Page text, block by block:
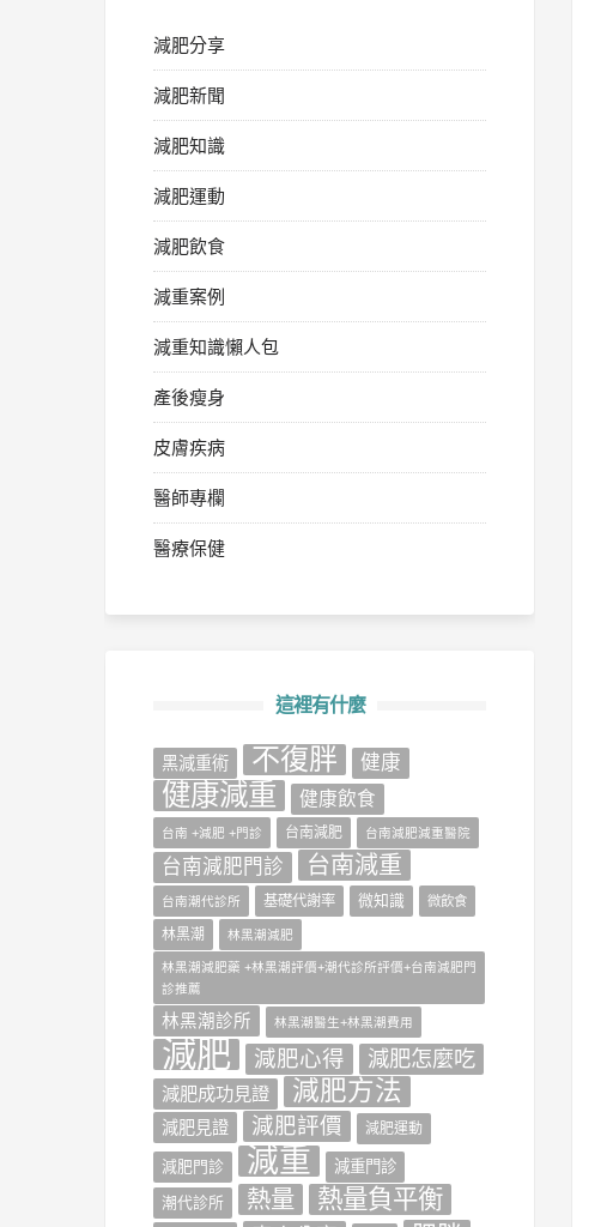
減肥分享
減肥新聞
減肥知識
減肥運動
減肥飲食
減重案例
減重知識懶人包
產後瘦身
皮膚疾病
醫師專欄
醫療保健
這裡有什麼
‎黑減重術‬ 不復胖 健康
健康減重 健康飲食
台南 +減肥 +門診 台南減肥 台南減肥減重醫院
台南減肥門診 台南減重
台南潮代診所 基礎代謝率 微知識 微飲食
林黑潮 林黑潮減肥
林黑潮減肥藥 +林黑潮評價+潮代診所評價+台南減肥門
診推薦
林黑潮診所 林黑潮醫生+林黑潮費用
減肥 減肥心得 減肥怎麼吃
減肥成功見證 減肥方法
減肥見證 減肥評價 減肥運動
減肥門診 減重
減重門診
潮代診所
熱量 熱量負平衡